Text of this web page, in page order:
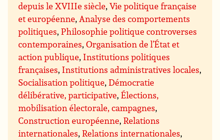
depuis le XVIIIe siècle,Vie politique française
et européenne, Analyse des comportements
politiques,Philosophie politique controverses
contemporaines,Organisation de l’État et
action publique, Institutions politiques
françaises, Institutions administratives locales,
Socialisation politique,Démocratie
délibérative, participative,Élections,
mobilisation électorale, campagnes,
Construction européenne,Relations
internationales,Relations internationales,